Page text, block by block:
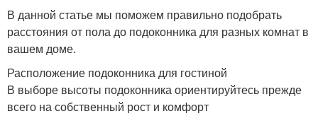
В данной статье мы поможем правильно подобрать
расстояния от пола до подоконника для разных комнат в
вашем доме.
Расположение подоконника для гостиной
В выборе высоты подоконника ориентируйтесь прежде
всего на собственный рост и комфорт